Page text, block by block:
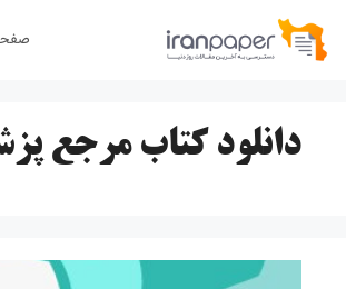
پرش
دانلود کتاب مرجع